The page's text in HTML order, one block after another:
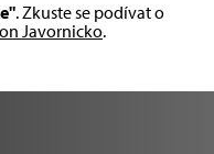
. Zkuste se podívat o
Javornicko.